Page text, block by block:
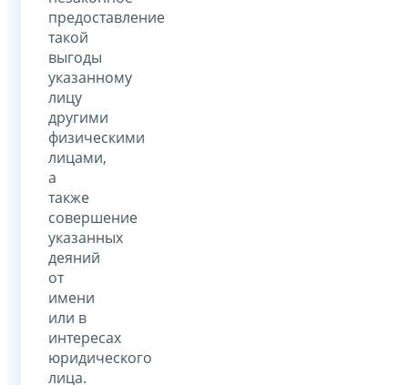
предоставление
такой
выгоды
указанному
лицу
другими
физическими
лицами,
а
также
совершение
указанных
деяний
от
имени
или в
интересах
юридического
лица.